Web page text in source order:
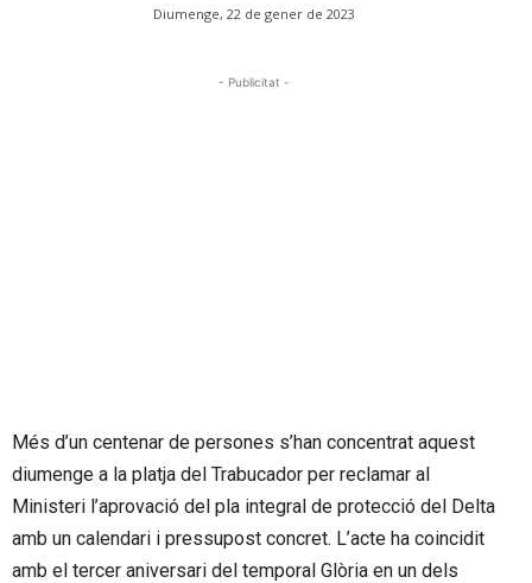
Diumenge, 22 de gener de 2023
- Publicitat -
Més d’un centenar de persones s’han concentrat aquest
diumenge a la platja del Trabucador per reclamar al
Ministeri l’aprovació del pla integral de protecció del Delta
amb un calendari i pressupost concret. L’acte ha coincidit
amb el tercer aniversari del temporal Glòria en un dels